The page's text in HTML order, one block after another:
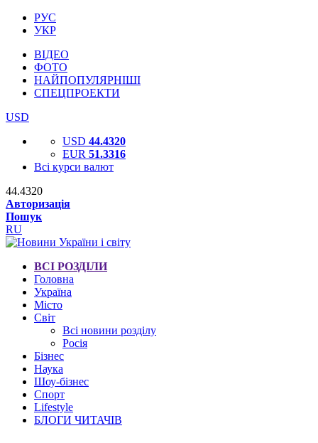
РУС
УКР
ВІДЕО
ФОТО
НАЙПОПУЛЯРНІШІ
СПЕЦПРОЕКТИ
USD
USD 44.4320
EUR 51.3316
Всі курси валют
44.4320
Авторизація
Пошук
RU
ВСІ РОЗДІЛИ
Головна
Україна
Місто
Світ
Всі новини розділу
Росія
Бізнес
Наука
Шоу-бізнес
Спорт
Lifestyle
БЛОГИ ЧИТАЧІВ